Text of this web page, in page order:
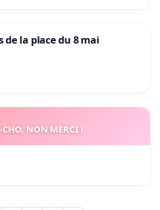
de la place du 8 mai
CHO, NON MERCI !